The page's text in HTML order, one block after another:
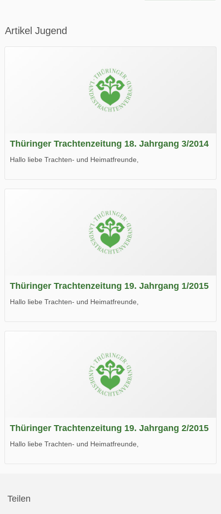
Artikel Jugend
Thüringer Trachtenzeitung 18. Jahrgang 3/2014
Hallo liebe Trachten- und Heimatfreunde,
Wir wünschen Euch viel Spaß beim Lesen.
Thüringer Trachtenzeitung 19. Jahrgang 1/2015
Hallo liebe Trachten- und Heimatfreunde,
Wir wünschen Euch viel Spaß beim Lesen.
Thüringer Trachtenzeitung 19. Jahrgang 2/2015
Hallo liebe Trachten- und Heimatfreunde,
Teilen